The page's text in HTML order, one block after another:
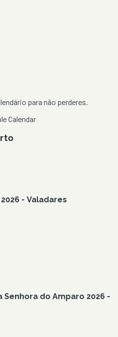
para não perderes.
Calendar
- Valadares
Senhora do Amparo 2026 -